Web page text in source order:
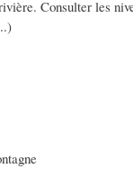
Consulter les